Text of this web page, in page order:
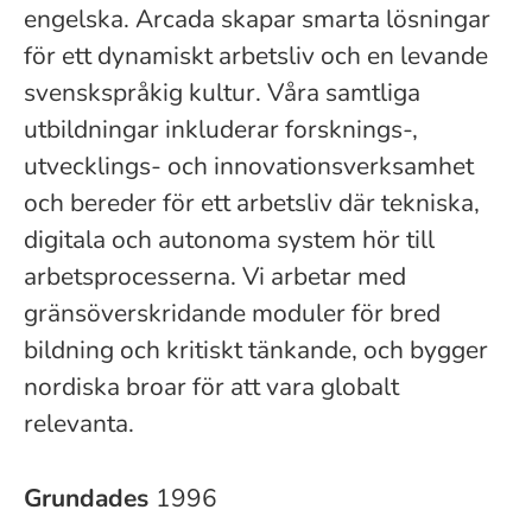
engelska. Arcada skapar smarta lösningar
för ett dynamiskt arbetsliv och en levande
svenskspråkig kultur. Våra samtliga
utbildningar inkluderar forsknings-,
utvecklings- och innovationsverksamhet
och bereder för ett arbetsliv där tekniska,
digitala och autonoma system hör till
arbetsprocesserna. Vi arbetar med
gränsöverskridande moduler för bred
bildning och kritiskt tänkande, och bygger
nordiska broar för att vara globalt
relevanta.
Grundades 1996